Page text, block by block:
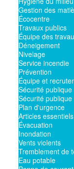
Gestion des
Écocentre
Travaux publics
Équipe des
Déneigement
Nivelage
Service incendie
Prévention
Équipe et
Sécurité publique
Sécurité publique
Plan d'urgence
Articles essentiels
Évacuation
Inondation
Vents violents
Tremblement de
Eau potable